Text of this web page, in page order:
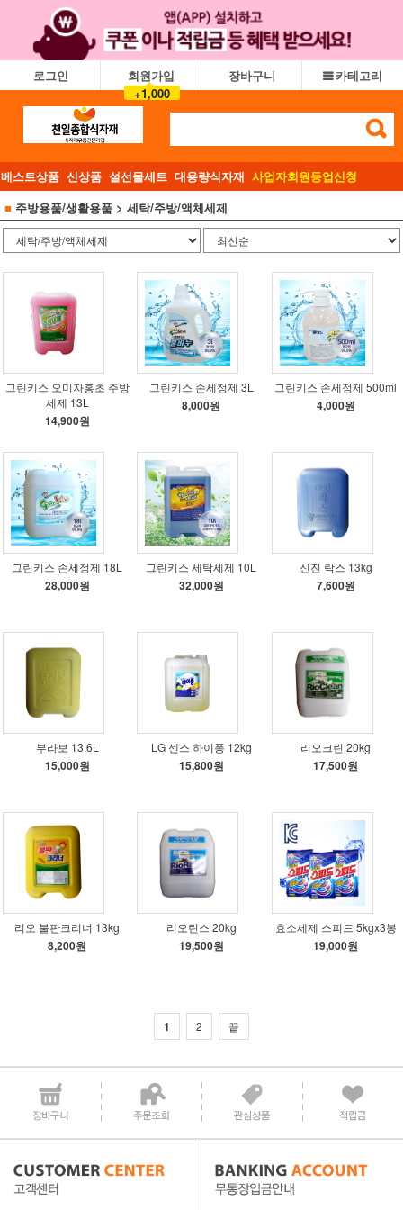
로그인
회원가입
+1,000
장바구니 카테고리
베스트상품 신상품 설선물세트 대용량식자재 사업자회원등업신청
■ 주방용품/생활용품 > 세탁/주방/액체세제
그린키스 오미자홍초 주방
세제 13L
14,900원
그린키스 손세정제 3L
8,000원
그린키스 손세정제 500ml
4,000원
그린키스 손세정제 18L
28,000원
그린키스 세탁세제 10L
32,000원
신진 락스 13kg
7,600원
부라보 13.6L
15,000원
LG 센스 하이퐁 12kg
15,800원
리오크린 20kg
17,500원
리오 불판크리너 13kg
8,200원
리오린스 20kg
19,500원
효소세제 스피드 5kgx3봉
19,000원
1 2 끝